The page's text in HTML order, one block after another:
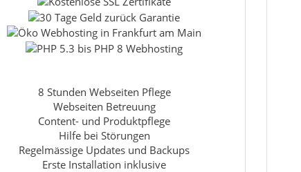
8 Stunden Webseiten Pflege
Webseiten Betreuung
Content- und Produktpflege
Hilfe bei Störungen
Regelmässige Updates und Backups
Erste Installation inklusive